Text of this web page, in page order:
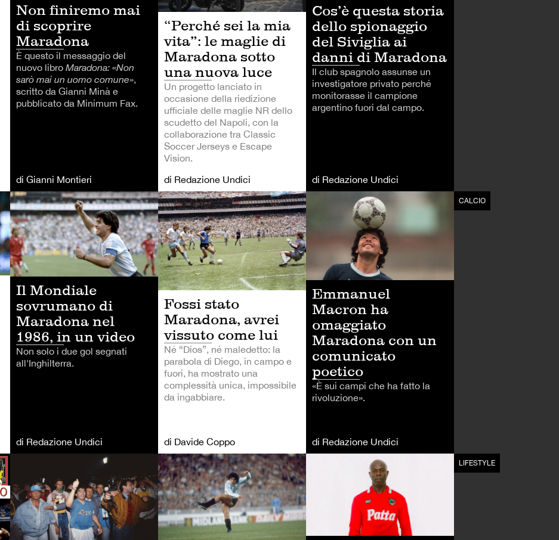
Non finiremo mai
di scoprire
Maradona
È questo il messaggio del
nuovo libro Maradona: «Non
sarò mai un uomo comune»,
scritto da Gianni Minà e
pubblicato da Minimum Fax.
di Gianni Montieri
“Perché sei la mia
vita”: le maglie di
Maradona sotto
una nuova luce
Un progetto lanciato in
occasione della riedizione
ufficiale delle maglie NR dello
scudetto del Napoli, con la
collaborazione tra Classic
Soccer Jerseys e Escape
Vision.
di Redazione Undici
Cos’è questa storia
dello spionaggio
del Siviglia ai
danni di Maradona
Il club spagnolo assunse un
investigatore privato perché
monitorasse il campione
argentino fuori dal campo.
di Redazione Undici
ALTRI SPORT CALCIO
Il Mondiale
sovrumano di
Maradona nel
1986, in un video
Non solo i due gol segnati
all'Inghilterra.
di Redazione Undici
Fossi stato
Maradona, avrei
vissuto come lui
Né “Dios”, né maledetto: la
parabola di Diego, in campo e
fuori, ha mostrato una
complessità unica, impossibile
da ingabbiare.
di Davide Coppo
CALCIO
Emmanuel
Macron ha
omaggiato
Maradona con un
comunicato
poetico
«È sui campi che ha fatto la
rivoluzione».
di Redazione Undici
CALCIO LIFESTYLE